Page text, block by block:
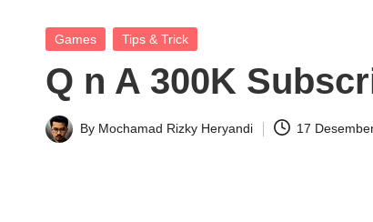
i
k
o
Posted
Games Tips & Trick
Q n A 300K
Posted
By Mochamad Rizky Heryandi 17